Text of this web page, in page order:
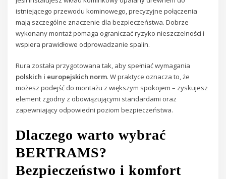
istniejącego przewodu kominowego, precyzyjne połączenia
mają szczególne znaczenie dla bezpieczeństwa. Dobrze
wykonany montaż pomaga ograniczać ryzyko nieszczelności i
wspiera prawidłowe odprowadzanie spalin.
Rura została przygotowana tak, aby spełniać wymagania
polskich i europejskich norm. W praktyce oznacza to, że
możesz podejść do montażu z większym spokojem – zyskujesz
element zgodny z obowiązującymi standardami oraz
zapewniający odpowiedni poziom bezpieczeństwa.
Dlaczego warto wybrać
BERTRAMS?
Bezpieczeństwo i komfort